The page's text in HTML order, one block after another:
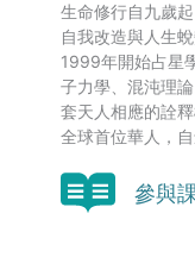
生命修行自九歲
自我改造與人生
1999年開始占星
子力學、混沌理
套天人相應的詮釋
全球首位華人，
參與